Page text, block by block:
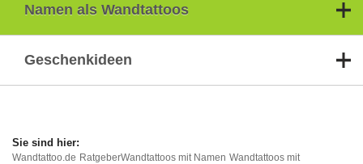
Namen als Wandtattoos
Geschenkideen
Wandtattoo.de RatgeberWandtattoos mit Namen Wandtattoos mit